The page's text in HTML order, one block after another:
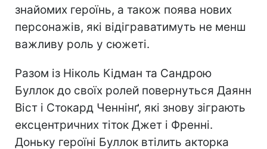
знайомих героїнь, а також поява нових
персонажів, які відіграватимуть не менш
важливу роль у сюжеті.
Разом із Ніколь Кідман та Сандрою
Буллок до своїх ролей повернуться Даянн
Віст і Стокард Ченнінґ, які знову зіграють
ексцентричних тіток Джет і Френні.
Доньку героїні Буллок втілить акторка